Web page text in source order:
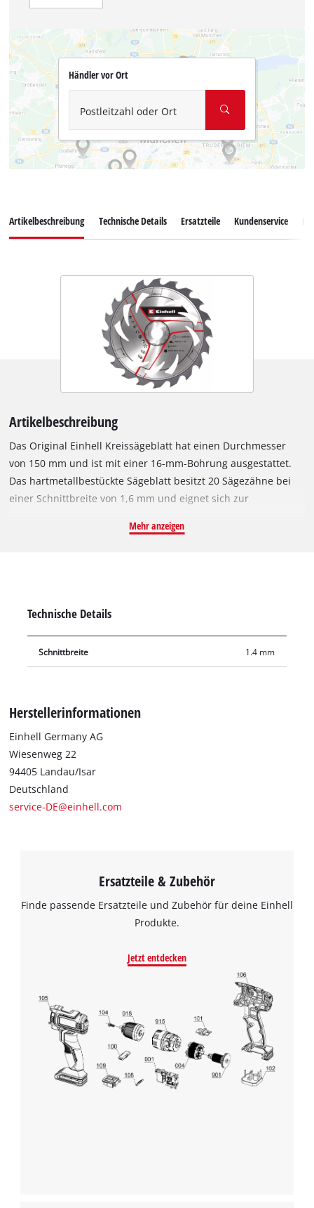
Händler vor Ort
Postleitzahl oder Ort
Artikelbeschreibung Technische Details Ersatzteile Kundenservice
Artikelbeschreibung
Das Original Einhell Kreissägeblatt hat einen Durchmesser
von 150 mm und ist mit einer 16-mm-Bohrung ausgestattet.
Das hartmetallbestückte Sägeblatt besitzt 20 Sägezähne bei
einer Schnittbreite von 1,6 mm und eignet sich zur
holzähnlichen Werkstoffen und PVC-Materialien. Mit seinen
Handkreissägen verwendet werden.
Mehr anzeigen
Technische Details
Schnittbreite 1.4 mm
Herstellerinformationen
Einhell Germany AG
Wiesenweg 22
94405 Landau/Isar
Deutschland
service-DE@einhell.com
Ersatzteile & Zubehör
Finde passende Ersatzteile und Zubehör für deine Einhell
Produkte.
Jetzt entdecken